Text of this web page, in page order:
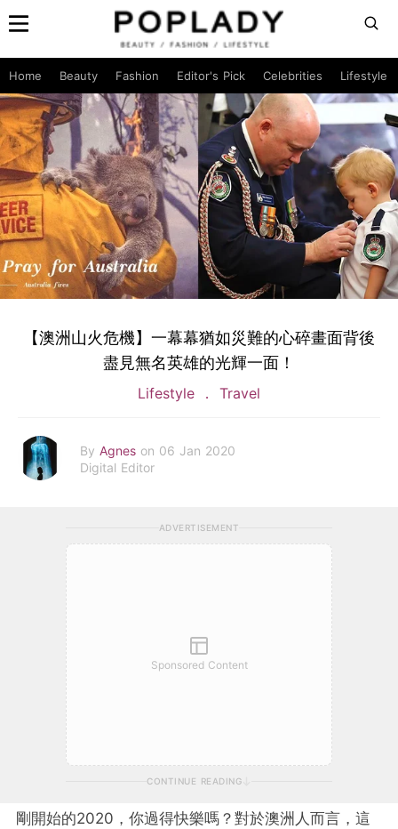
Home Beauty Fashion Editor's Pick Celebrities Lifestyle
【澳洲山火危機】一幕幕猶如災難的心碎畫面背後
盡見無名英雄的光輝一面！
Lifestyle Travel
By Agnes on 06 Jan 2020
Digital Editor
ADVERTISEMENT
Sponsored Content
CONTINUE READING
剛開始的2020，你過得快樂嗎？對於澳洲人而言，這